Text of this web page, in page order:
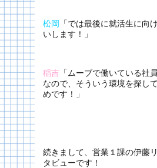
松岡 「では最後に就活生に向
いします！」
稲吉 「ムーブで働いている社
なので、そういう環境を探し
めです！」
続きまして、営業１課の伊藤
タビューです！